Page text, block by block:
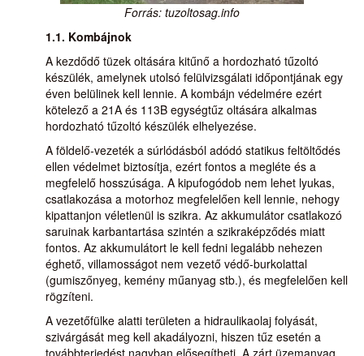
Forrás: tuzoltosag.info
1.1. Kombájnok
A kezdődő tüzek oltására kitűnő a hordozható tűzoltó
készülék, amelynek utolsó felülvizsgálati időpontjának egy
éven belülinek kell lennie. A kombájn védelmére ezért
kötelező a 21A és 113B egységtűz oltására alkalmas
hordozható tűzoltó készülék elhelyezése.
A földelő-vezeték a súrlódásból adódó statikus feltöltődés
ellen védelmet biztosítja, ezért fontos a megléte és a
megfelelő hosszúsága. A kipufogódob nem lehet lyukas,
csatlakozása a motorhoz megfelelően kell lennie, nehogy
kipattanjon véletlenül is szikra. Az akkumulátor csatlakozó
saruinak karbantartása szintén a szikraképződés miatt
fontos. Az akkumulátort le kell fedni legalább nehezen
éghető, villamosságot nem vezető védő-burkolattal
(gumiszőnyeg, kemény műanyag stb.), és megfelelően kell
rögzíteni.
A vezetőfülke alatti területen a hidraulikaolaj folyását,
szivárgását meg kell akadályozni, hiszen tűz esetén a
továbbterjedést nagyban elősegítheti. A zárt üzemanyag